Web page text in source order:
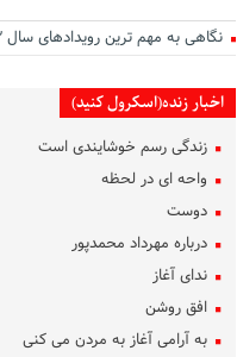
نگاهی به مهم ترین رویدادهای سال ۱۴۰۲
اخبار زنده(اسکرول کنید)
زندگی رسم خوشایندی است
واحه ای در لحظه
دوست
درباره مهرداد محمدپور
ندای آغاز
افق روشن
به آرامی آغاز به مردن می کنی